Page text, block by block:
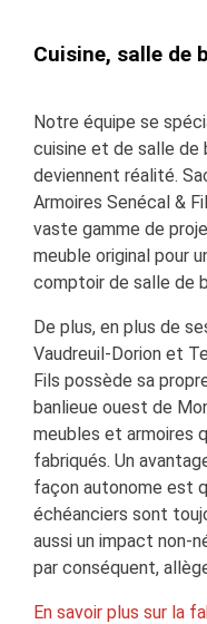
Cuisine, salle de
Notre équipe se
cuisine et de salle de
deviennent réalité.
Armoires Senécal &
vaste gamme de
meuble original pour
comptoir de salle de
De plus, en plus de
Vaudreuil-Dorion et
Fils possède sa
banlieue ouest de
meubles et armoires
fabriqués. Un
façon autonome est
échéanciers sont
aussi un impact non-
par conséquent,
En savoir plus sur la